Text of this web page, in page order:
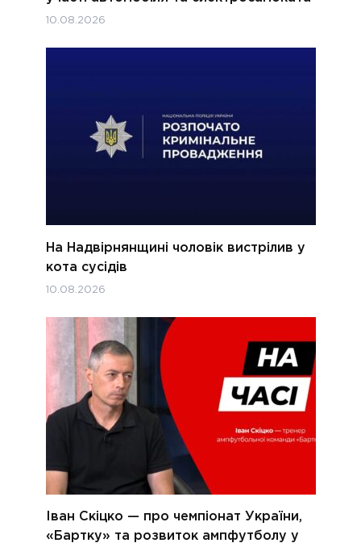
10.08.2026
На Надвірнянщині чоловік вистрілив у
кота сусідів
10.08.2026
Іван Скіцко — про чемпіонат України,
«Бартку» та розвиток ампфутболу у